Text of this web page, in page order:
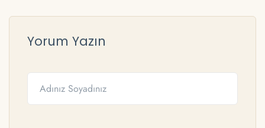
Yorum Yazın